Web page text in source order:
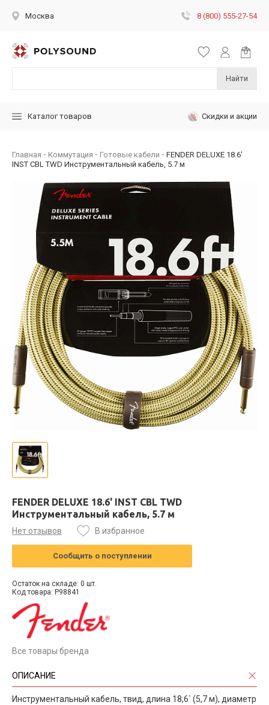
Москва 8 (800) 555-27-54
Найти
Каталог товаров Скидки и акции
Главная Коммутация Готовые кабели
FENDER DELUXE 18.6'
INST CBL TWD Инструментальный кабель, 5.7 м
FENDER DELUXE 18.6' INST CBL TWD
Инструментальный кабель, 5.7 м
Нет отзывов В избранное
Сообщить о поступлении
Остаток на складе: 0 шт.
Код товара: P98841
Все товары бренда
ОПИСАНИЕ
Инструментальный кабель, твид, длина 18,6` (5,7 м), диаметр